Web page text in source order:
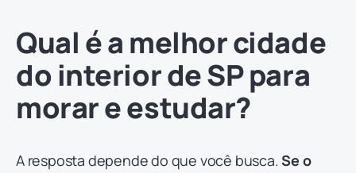
Qual é a melhor cidade
do interior de SP para
morar e estudar?
A resposta depende do que você busca.Se o